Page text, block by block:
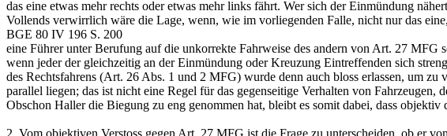
das eine etwas mehr rechts oder etwas mehr links fährt. Wer sich der Einmündung
Vollends verwirrlich wäre die Lage, wenn, wie im vorliegenden Falle, nicht nur das
BGE 80 IV 196 S. 200
eine Führer unter Berufung auf die unkorrekte Fahrweise des andern von Art. 27
wenn jeder der gleichzeitig an der Einmündung oder Kreuzung Eintreffenden sich
des Rechtsfahrens (Art. 26 Abs. 1 und 2 MFG) wurde denn auch bloss erlassen, um zu
parallel liegen; das ist nicht eine Regel für das gegenseitige Verhalten von
Obschon Haller die Biegung zu eng genommen hat, bleibt es somit dabei, dass
2. Vom objektiven Verstoss gegen Art. 27 MFG ist die Frage zu unterscheiden, ob er